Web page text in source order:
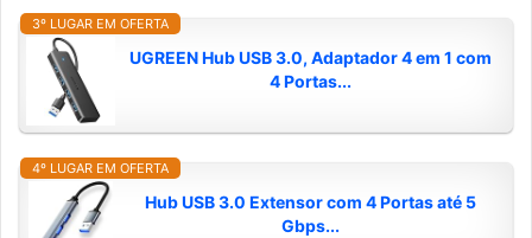
3º LUGAR EM OFERTA
UGREEN Hub USB 3.0, Adaptador 4 em 1 com
4 Portas...
4º LUGAR EM OFERTA
Hub USB 3.0 Extensor com 4 Portas até 5
Gbps...